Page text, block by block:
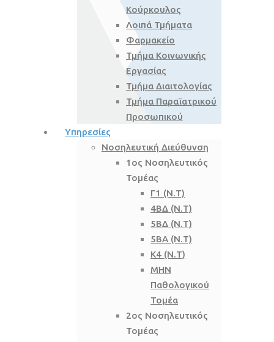
Κούρκουλος
Λοιπά Τμήματα
Φαρμακείο
Τμήμα Κοινωνικής
Εργασίας
Τμήμα Διαιτολογίας
Τμήμα Παραϊατρικού
Προσωπικού
Υπηρεσίες
Νοσηλευτική Διεύθυνση
1ος Νοσηλευτικός
Τομέας
Γ1 (Ν.Τ)
4ΒΔ (Ν.Τ)
5ΒΔ (Ν.Τ)
5ΒΑ (Ν.Τ)
Κ4 (Ν.Τ)
ΜΗΝ
Παθολογικού
Τομέα
2ος Νοσηλευτικός
Τομέας